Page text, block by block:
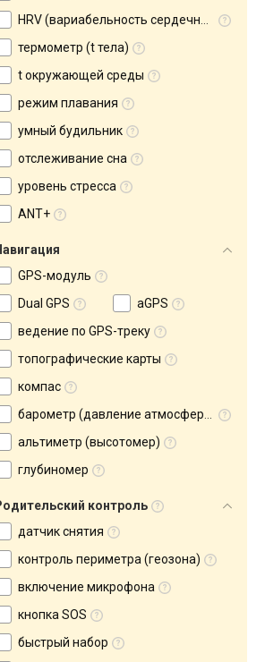
HRV (вариабельность сердечного ритма)
термометр (t тела)
t окружающей среды
режим плавания
умный будильник
отслеживание сна
уровень стресса
ANT+
GPS-модуль
Dual GPS
aGPS
ведение по GPS-треку
топографические карты
компас
барометр (давление атмосферное)
альтиметр (высотомер)
глубиномер
контроль
датчик снятия
контроль периметра (геозона)
включение микрофона
кнопка SOS
быстрый набор